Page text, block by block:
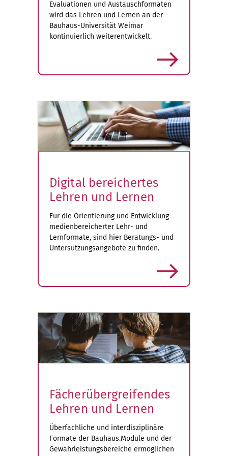
Evaluationen und Austauschformaten
wird das Lehren und Lernen an der
Bauhaus-Universität Weimar
kontinuierlich weiterentwickelt.
Digital bereichertes
Lehren und Lernen
Für die Orientierung und Entwicklung
medienbereicherter Lehr- und
Lernformate, sind hier Beratungs- und
Untersützungsangebote zu finden.
Fächerübergreifendes
Lehren und Lernen
Überfachliche und interdisziplinäre
Formate der Bauhaus.Module und der
Gewährleistungsbereiche ermöglichen